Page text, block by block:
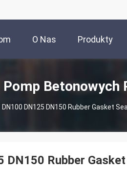
O Nas Produkty
Betonowych
DN100 DN125 DN150 Rubber Gasket
DN150 Rubber